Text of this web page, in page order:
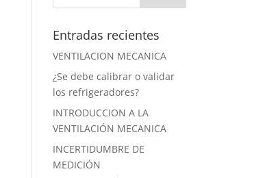
Entradas recientes
VENTILACION MECANICA
¿Se debe calibrar o validar
los refrigeradores?
INTRODUCCION A LA
VENTILACIÓN MECANICA
INCERTIDUMBRE DE
MEDICIÓN